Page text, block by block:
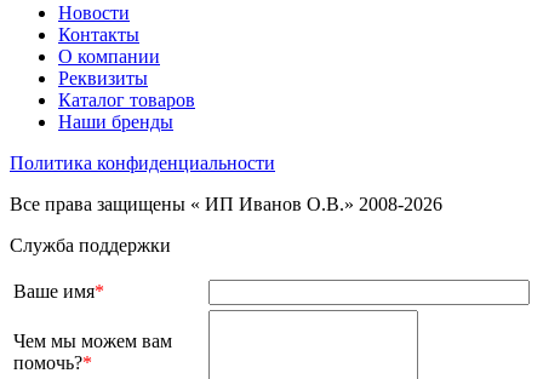
Новости
Контакты
О компании
Реквизиты
Каталог товаров
Наши бренды
Политика конфиденциальности
Все права защищены « ИП Иванов О.В.» 2008-2026
Служба поддержки
Ваше имя*
Чем мы можем вам
помочь?*